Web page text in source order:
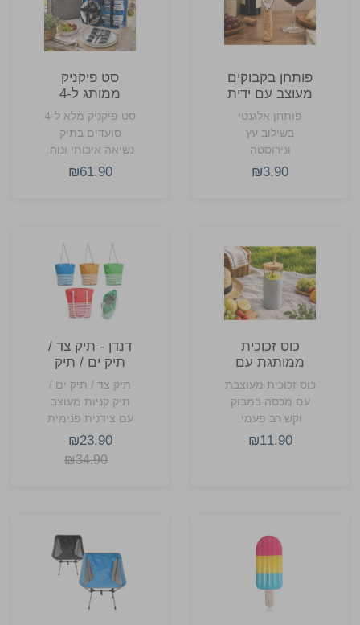
פותחן בקבוקים
מעוצב עם ידית
עץ ממותג
פותחן אלגנטי
בשילוב עץ
ונירוסטה
₪3.90
סט פיקניק
ממותג ל-4
סועדים בתיק
נשיאה
סט פיקניק מלא ל-4
סועדים בתיק
נשיאה איכותי ונוח.
₪61.90
כוס זכוכית
ממותגת עם
מכסה במבוק
500 מ״ל
כוס זכוכית מעוצבת
עם מכסה במבוק
וקש רב פעמי.
₪11.90
דנדן - תיק צד /
תיק ים / תיק
קניות עם צידנית
פנימית
תיק צד / תיק ים /
תיק קניות מעוצב
עם צידנית פנימית
₪23.90
₪34.90